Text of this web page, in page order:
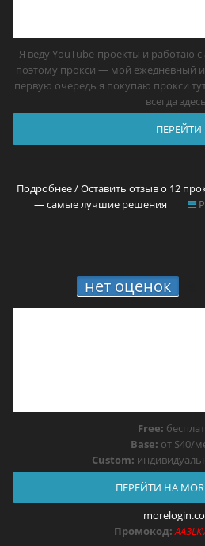
Я веду YouTube-проекты и работаю
поэтому прокси — мой ежедневный
первую очередь я покупаю прокси
всегда
ПЕРЕЙТИ
Подробнее / Оставить отзыв о 12
— самые лучшие решения
нет оценок
Free:
Base: от $40/
Custom:
ПЕРЕЙТИ НА
Промокод: